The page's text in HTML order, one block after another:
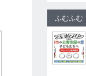
ふむふむ